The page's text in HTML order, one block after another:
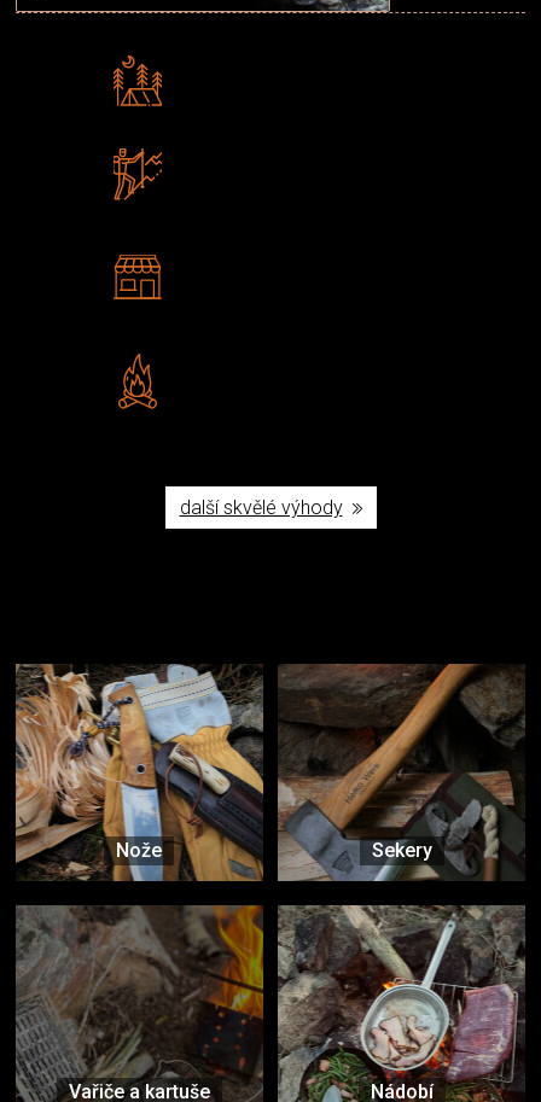
další skvělé výhody
Nože Sekery
Vařiče a kartuše Nádobí